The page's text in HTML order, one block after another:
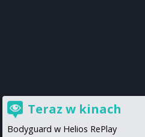
Teraz w kinach
Bodyguard w Helios RePlay